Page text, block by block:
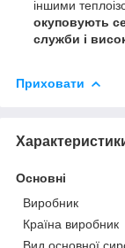
іншими
окуповують
служби і
Приховати
Основні
Виробник
Країна виробник
Вид основної